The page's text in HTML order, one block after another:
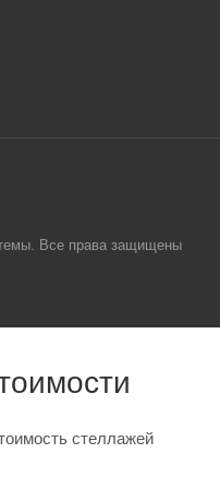
Все права защищены
стеллажей